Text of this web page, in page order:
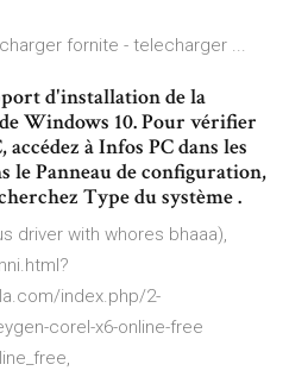
fornite - telecharger ...
d'installation de la
Windows 10. Pour vérifier
à Infos PC dans les
le Panneau de configuration,
Type du système .
driver with whores bhaaa),
index.php/2-
corel-x6-online-free